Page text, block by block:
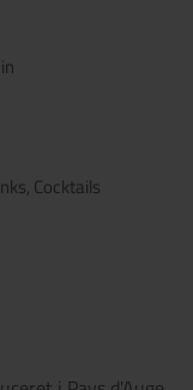
Cocktails